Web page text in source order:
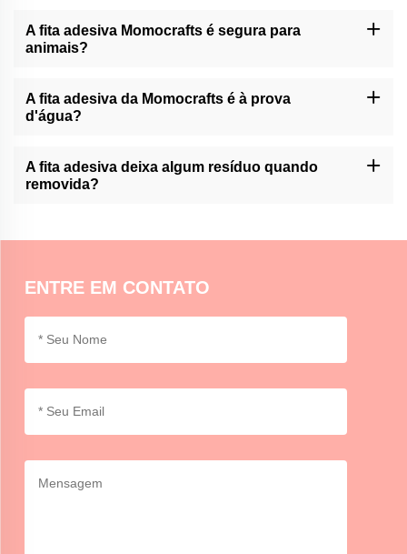
A fita adesiva Momocrafts é segura para
animais?
qualidade para animais de estimação; no entanto, é sempre
aconselhável monitorizar o contacto entre os animais e produtos
adesivos de qualquer tipo.
A fita adesiva da Momocrafts é à prova
d'água?
totalmente à água. Evite a exposição à umidade ou a imersão
prolongada em água.
A fita adesiva deixa algum resíduo quando
removida?
superfície envolvida. Tente uma área pequena no início.
ENTRE EM CONTATO